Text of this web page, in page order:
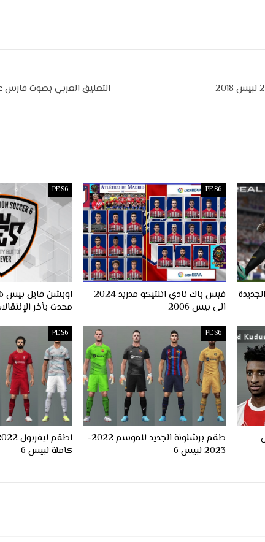
التعليق العربي بصوت فارس عوض
تحميل اطقم ريال مدريد 2024 الجديدة
PES6
فيس باك نادي اتلتيكو مدريد 2024
الى بيس 2006
PES6
محدث بأخر
PES6
طقم برشلونة الجديد للموسم 2022-
2023 لبيس 6
PES6
كاملة لبيس 6